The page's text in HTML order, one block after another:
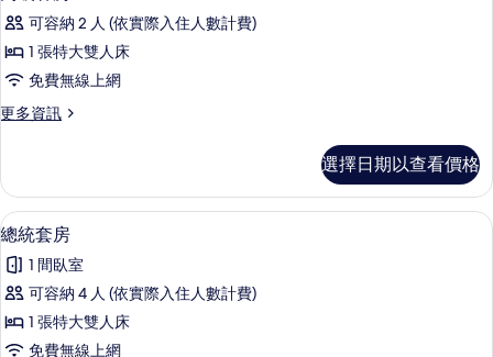
相
片
詳
情
示
高
級
客
房
所
有
相
片
可容納 2 人 (依實際入住人數計費)
1 張特大雙人床
免費無線上網
更多資訊
更
客
房
的
情
選擇日期以查看價格
顯
示
總
統
套
總統套房 | 高級寢具、迷你吧、客房內
6
總統套房
1 間臥室
可容納 4 人 (依實際入住人數計費)
1 張特大雙人床
免費無線上網